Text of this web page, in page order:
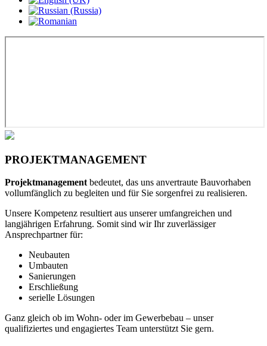
PROJEKTMANAGEMENT
Projektmanagement bedeutet, das uns anvertraute Bauvorhaben
vollumfänglich zu begleiten und für Sie sorgenfrei zu realisieren.
Unsere Kompetenz resultiert aus unserer umfangreichen und
langjährigen Erfahrung. Somit sind wir Ihr zuverlässiger
Ansprechpartner für:
Neubauten
Umbauten
Sanierungen
Erschließung
serielle Lösungen
Ganz gleich ob im Wohn- oder im Gewerbebau – unser
qualifiziertes und engagiertes Team unterstützt Sie gern.